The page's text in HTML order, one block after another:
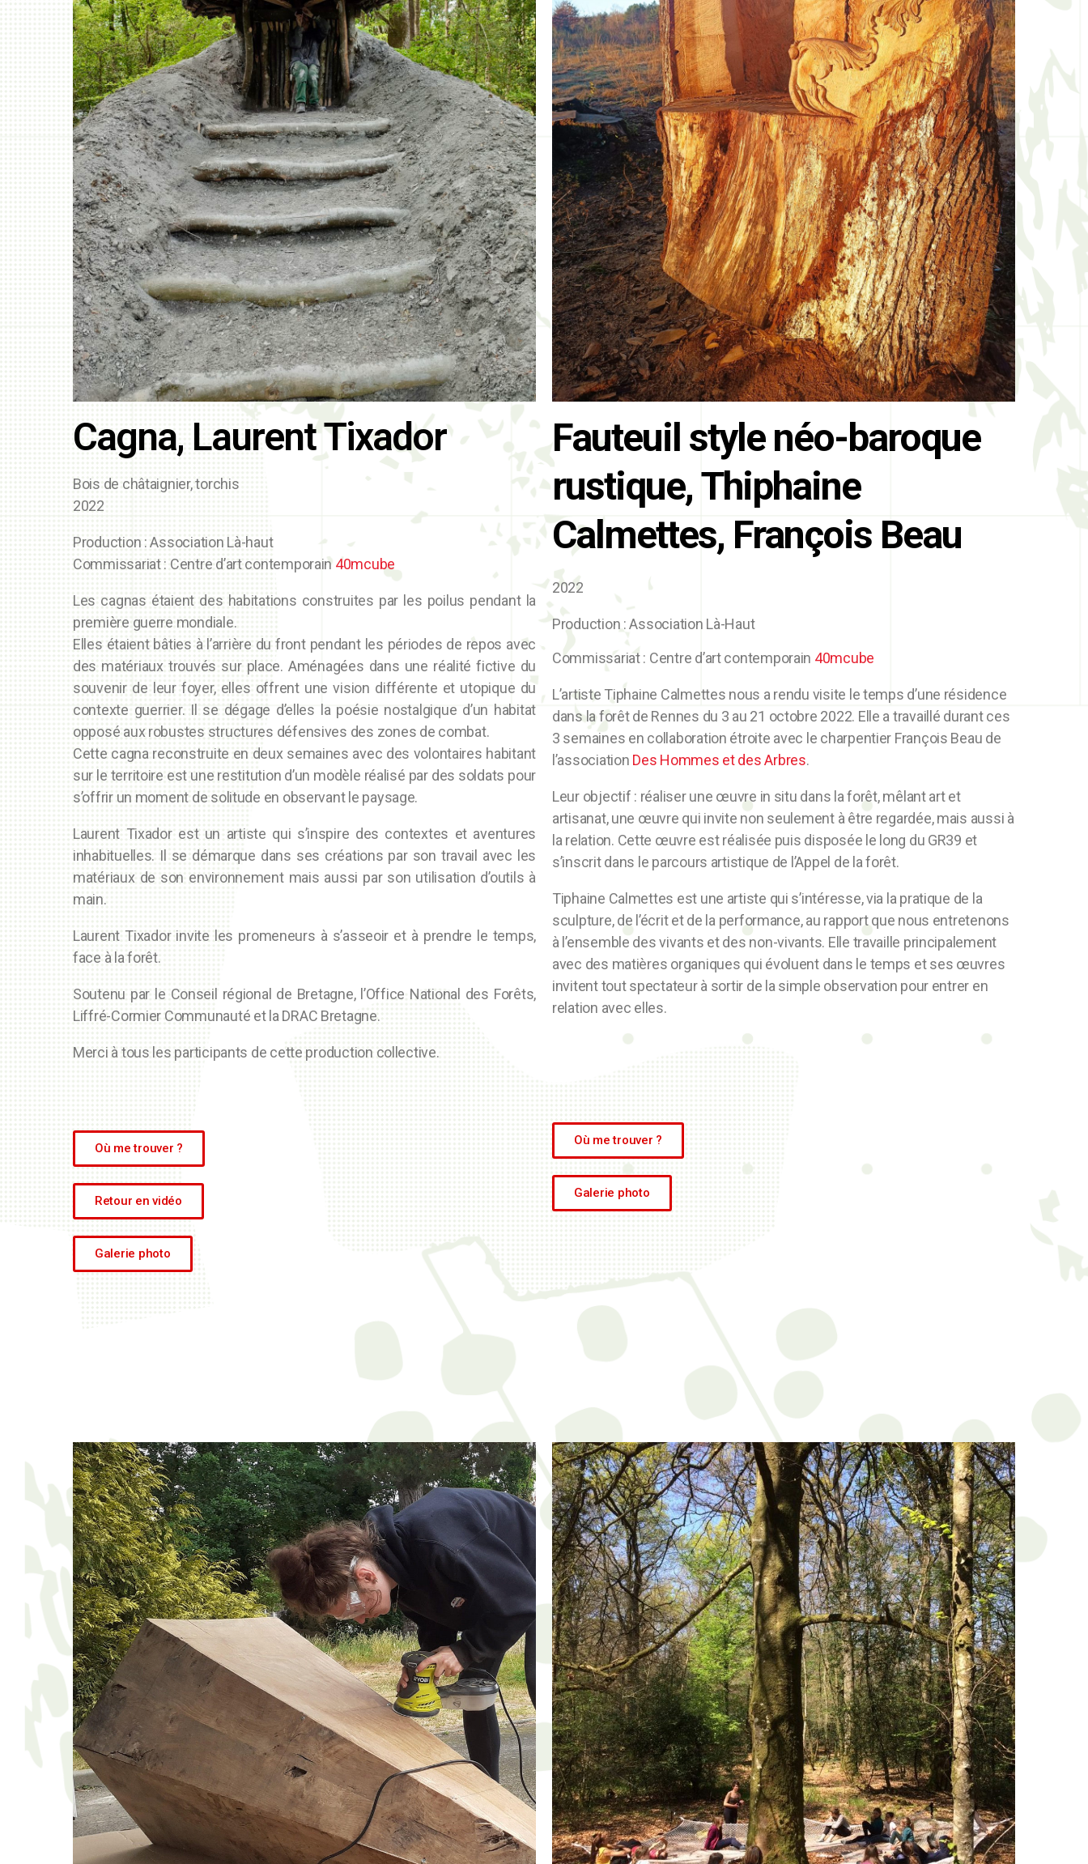
Cagna, Laurent Tixador
Bois de châtaignier, torchis
2022
Production : Association Là-haut
Commissariat : Centre d’art contemporain 40mcube
Les cagnas étaient des habitations construites par les poilus pendant la
première guerre mondiale.
Elles étaient bâties à l’arrière du front pendant les périodes de repos avec
des matériaux trouvés sur place. Aménagées dans une réalité fictive du
souvenir de leur foyer, elles offrent une vision différente et utopique du
contexte guerrier. Il se dégage d’elles la poésie nostalgique d’un habitat
opposé aux robustes structures défensives des zones de combat.
Cette cagna reconstruite en deux semaines avec des volontaires habitant
sur le territoire est une restitution d’un modèle réalisé par des soldats pour
s’offrir un moment de solitude en observant le paysage.
Laurent Tixador est un artiste qui s’inspire des contextes et aventures
inhabituelles. Il se démarque dans ses créations par son travail avec les
matériaux de son environnement mais aussi par son utilisation d’outils à
main.
Laurent Tixador invite les promeneurs à s’asseoir et à prendre le temps,
face à la forêt.
Soutenu par le Conseil régional de Bretagne, l’Office National des Forêts,
Liffré-Cormier Communauté et la DRAC Bretagne.
Merci à tous les participants de cette production collective.
Où me trouver ?
Retour en vidéo
Galerie photo
Fauteuil style néo-baroque
rustique,Thiphaine
Calmettes, François Beau
2022
Production : Association Là-Haut
Commissariat : Centre d’art contemporain 40mcube
L’artiste Tiphaine Calmettes nous a rendu visite le temps d’une résidence
dans la forêt de Rennes du 3 au 21 octobre 2022. Elle a travaillé durant ces
3 semaines en collaboration étroite avec le charpentier François Beau de
l’association Des Hommes et des Arbres.
Leur objectif : réaliser une œuvre in situ dans la forêt, mêlant art et
artisanat, une œuvre qui invite non seulement à être regardée, mais aussi à
la relation. Cette œuvre est réalisée puis disposée le long du GR39 et
s’inscrit dans le parcours artistique de l’Appel de la forêt.
Tiphaine Calmettes est une artiste qui s’intéresse, via la pratique de la
sculpture, de l’écrit et de la performance, au rapport que nous entretenons
à l’ensemble des vivants et des non-vivants. Elle travaille principalement
avec des matières organiques qui évoluent dans le temps et ses œuvres
invitent tout spectateur à sortir de la simple observation pour entrer en
relation avec elles.
Où me trouver ?
Galerie photo